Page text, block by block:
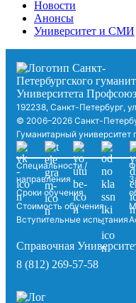
Новости
Анонсы
Университет и СМИ
192238, Санкт-Петербург,
© 2006–2026 Санкт-
Гуманитарный университет
Специальности /
направления
Сроки обучения
Стоимость обучения
Вступительные испытания
Справочная
8 (812) 269-57-58